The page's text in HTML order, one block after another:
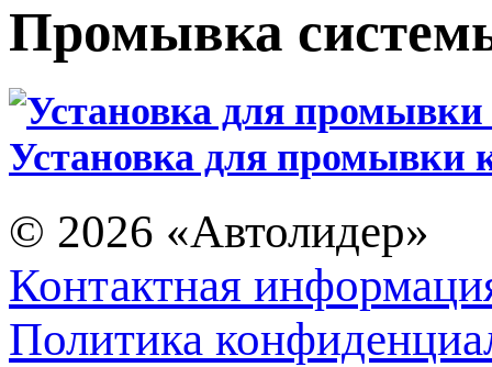
Промывка
Установка для промывки
© 2026 «Автолидер»
Контактная
Политика